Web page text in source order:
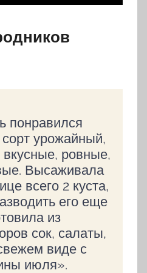
понравился
урожайный,
ровные,
Высаживала
всего 2 куста,
его еще
из
сок, салаты,
виде с
июля».